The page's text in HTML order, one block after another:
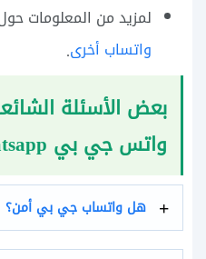
لمزيد من المعلومات
واتساب أخرى.
بعض الأسئلة
واتس جي بي download gb whatsapp
هل واتساب جي بي أمن؟